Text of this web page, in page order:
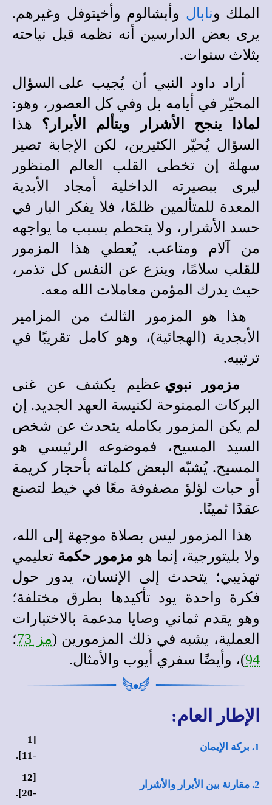
الملك ونابال وأبشالوم وأخيتوفل وغيرهم.
يرى بعض الدارسين أنه نظمه قبل نياحته
بثلاث سنوات.
أراد داود النبي أن يُجيب على السؤال
المحيّر في أيامه بل وفي كل العصور، وهو:
لماذا ينجح الأشرار ويتألم الأبرار؟ هذا
السؤال يُحيّر الكثيرين، لكن الإجابة تصير
سهلة إن تخطى القلب العالم المنظور
ليرى ببصيرته الداخلية أمجاد الأبدية
المعدة للمتألمين ظلمًا، فلا يفكر البار في
حسد الأشرار، ولا يتحطم بسبب ما يواجهه
من آلام ومتاعب. يُعطي هذا المزمور
للقلب سلامًا، وينزع عن النفس كل تذمر،
حيث يدرك المؤمن معاملات الله معه.
هذا هو المزمور الثالث من المزامير
الأبجدية (الهجائية)، وهو كامل تقريبًا في
ترتيبه.
مزمور نبوي عظيم يكشف عن غنى
البركات الممنوحة لكنيسة العهد الجديد. إن
لم يكن المزمور بكامله يتحدث عن شخص
السيد المسيح، فموضوعه الرئيسي هو
المسيح. يُشبّه البعض كلماته بأحجار كريمة
أو حبات لؤلؤ مصفوفة معًا في خيط لتصنع
عقدًا ثمينًا.
هذا المزمور ليس بصلاة موجهة إلى الله،
ولا بليتورجية، إنما هو مزمور حكمة تعليمي
تهذيبي؛ يتحدث إلى الإنسان، يدور حول
فكرة واحدة يود تأكيدها بطرق مختلفة؛
وهو يقدم ثماني وصايا مدعمة بالاختبارات
العملية، يشبه في ذلك المزمورين (مز 73
؛
94)، وأيضًا سفري أيوب والأمثال.
الإطار العام:
1. بركة الإيمان
[
1
-
11
].
2. مقارنة بين الأبرار والأشرار
[
12
-
20
].